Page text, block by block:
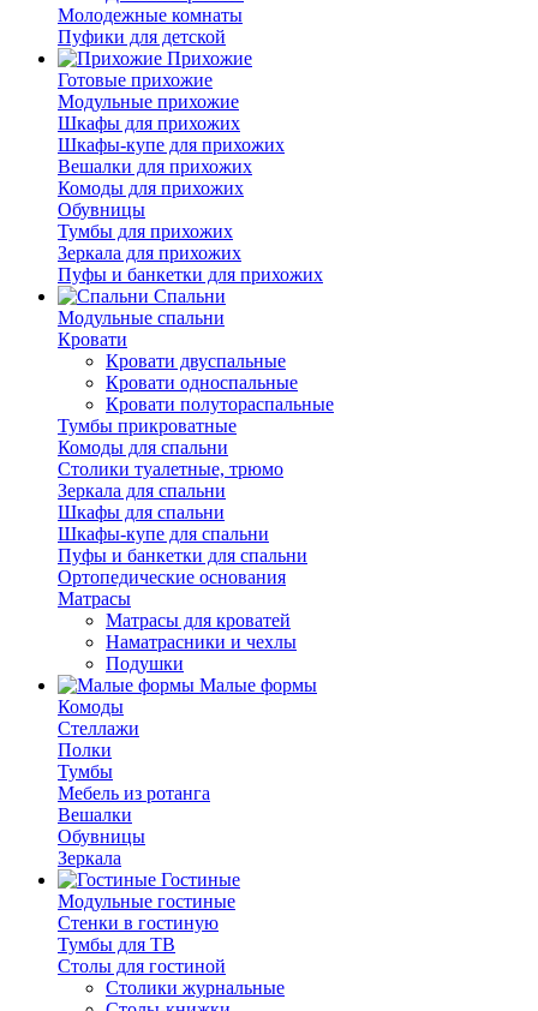
Молодежные комнаты
Пуфики для детской
Прихожие
Готовые прихожие
Модульные прихожие
Шкафы для прихожих
Шкафы-купе для прихожих
Вешалки для прихожих
Комоды для прихожих
Обувницы
Тумбы для прихожих
Зеркала для прихожих
Пуфы и банкетки для прихожих
Спальни
Модульные спальни
Кровати
Кровати двуспальные
Кровати односпальные
Кровати полутораспальные
Тумбы прикроватные
Комоды для спальни
Столики туалетные, трюмо
Зеркала для спальни
Шкафы для спальни
Шкафы-купе для спальни
Пуфы и банкетки для спальни
Ортопедические основания
Матрасы
Матрасы для кроватей
Наматрасники и чехлы
Подушки
Малые формы
Комоды
Стеллажи
Полки
Тумбы
Мебель из ротанга
Вешалки
Обувницы
Зеркала
Гостиные
Модульные гостиные
Стенки в гостиную
Тумбы для ТВ
Столы для гостиной
Столики журнальные